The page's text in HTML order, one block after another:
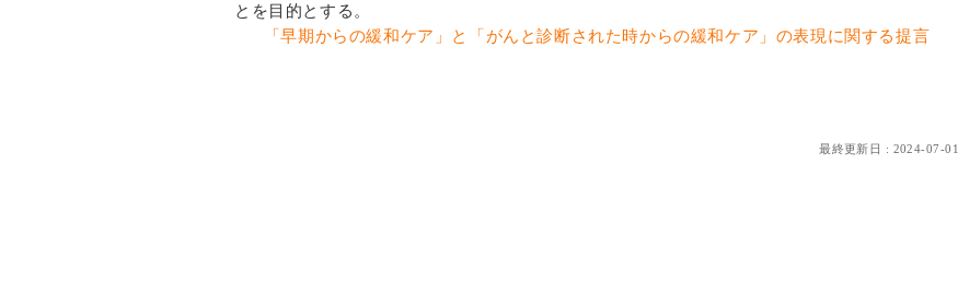
とを目的とする。
「早期からの緩和ケア」と「がんと診断された時からの緩和ケア」の表現に関する提言
最終更新日 : 2024-07-01